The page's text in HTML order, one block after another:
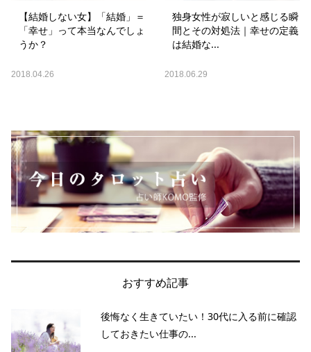
【結婚しない女】「結婚」＝
「幸せ」って本当なんでしょ
うか？
2018.04.26
独身女性が寂しいと感じる瞬
間とその対処法｜幸せの定義
は結婚な...
2018.06.29
おすすめ記事
後悔なく生きていたい！30代に入る前に確認
しておきたい仕事の...